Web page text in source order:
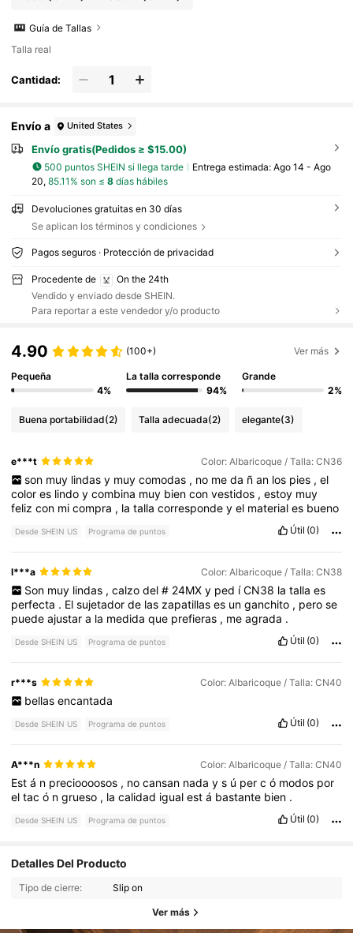
Guía de Tallas
Talla real
Cantidad:
Envío a United States
Envío gratis(Pedidos ≥ $15.00)
500 puntos SHEIN si llega tarde Entrega estimada: Ago 14 - Ago
20, 85.11% son ≤ 8días hábiles
Devoluciones gratuitas en 30 días
Se aplican los términos y condiciones
Pagos seguros · Protección de privacidad
Procedente de
On the 24th
Vendido y enviado desde SHEIN.
Para reportar a este vendedor y/o producto
4.90 (100+) Ver más
Pequeña
4%
La talla corresponde
94%
Grande
2%
Buena portabilidad(2) Talla adecuada(2) elegante(3)
e***t Color: Albaricoque / Talla: CN36
son muy lindas y muy comodas , no me da ñ an los pies , el
colores lindoycombina muy bienconvestidos ,estoy muy
felizcon micompra , latallacorrespondeyel materiales bueno
Desde SHEIN US Programa de puntos Útil (0)
l***a Color: Albaricoque / Talla: CN38
Son muy lindas , calzo del # 24MX y ped íCN38 la talla es
perfecta . Elsujetadorde las zapatillases unganchito , perose
puedeajustara la medidaque prefieras , meagrada .
Desde SHEIN US Programa de puntos Útil (0)
r***s Color: Albaricoque / Talla: CN40
bellas encantada
Desde SHEIN US Programa de puntos Útil (0)
A***n Color: Albaricoque / Talla: CN40
Está n precioooosos , nocansan nadays ú percó modos por
eltacó ngrueso , lacalidad igualestá bastante bien .
Desde SHEIN US Programa de puntos Útil (0)
Detalles Del Producto
Tipo de cierre: Slip on
Ver más